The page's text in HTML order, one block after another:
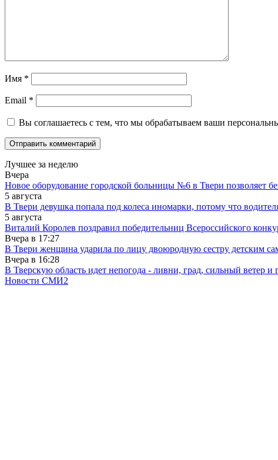
Имя *
Email *
Вы соглашаетесь с тем, что мы обрабатываем ваши
Лучшее за неделю
Вчера
Новое оборудование городской больницы №6 в Твери позволяет
5 августа
В Твери девушка попала под колеса иномарки, потому что
5 августа
Виталий Королев поздравил победительниц Всероссийского
Вчера в 17:27
В Твери женщина ударила по лицу двоюродную сестру детским
Вчера в 16:28
В Тверскую область идет непогода - ливни, град, сильный ветер и
Новости СМИ2